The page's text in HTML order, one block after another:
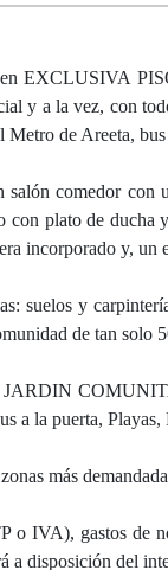
EXCLUSIVA
y a la vez, con
de Areeta,
comedor
con plato de
incorporado y, un
suelos y
de tan solo
a la puerta,
más
o IVA), gastos de
a disposición del